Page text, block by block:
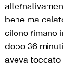
bene ma
cileno rimane
dopo 36
aveva toccato